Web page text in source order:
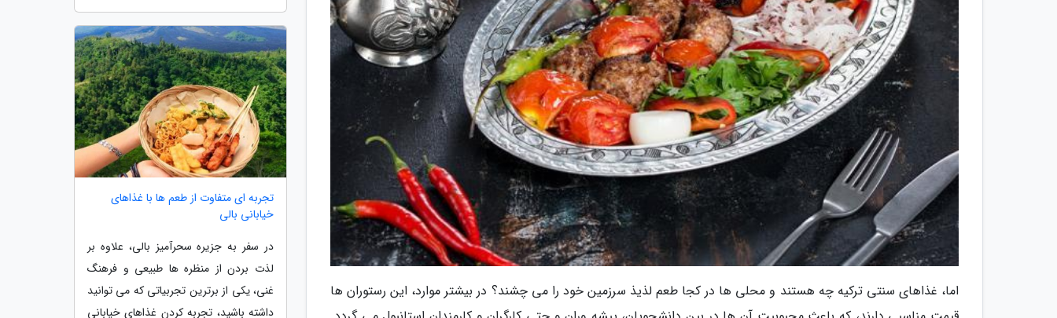
اما، غذاهای سنتی ترکیه چه هستند و محلی ها در کجا طعم لذیذ سرزمین خود را می چشند؟ در بیشتر موارد، این رستوران ها
تجربه ای متفاوت از طعم ها با غذاهای
خیابانی بالی
در سفر به جزیره سحرآمیز بالی، علاوه بر
لذت بردن از منظره ها طبیعی و فرهنگ
غنی، یکی از برترین تجربیاتی که می توانید
داشته باشید، تجربه کردن غذاهای خیابانی